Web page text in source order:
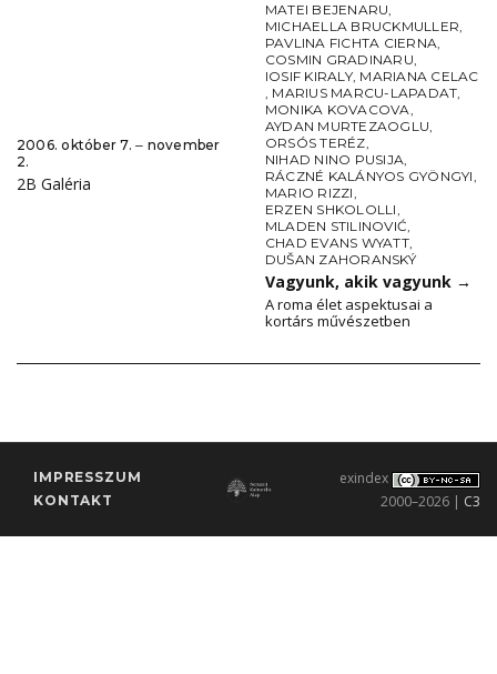
2006. október 7. ‒ november
2.
2B Galéria
MATEI BEJENARU,
MICHAELLA BRUCKMULLER,
PAVLINA FICHTA CIERNA,
COSMIN GRADINARU,
IOSIF KIRALY, MARIANA CELAC
, MARIUS MARCU-LAPADAT,
MONIKA KOVACOVA,
AYDAN MURTEZAOGLU,
ORSÓS TERÉZ,
NIHAD NINO PUSIJA,
RÁCZNÉ KALÁNYOS GYÖNGYI,
MARIO RIZZI,
ERZEN SHKOLOLLI,
MLADEN STILINOVIĆ,
CHAD EVANS WYATT,
DUŠAN ZAHORANSKÝ
Vagyunk, akik vagyunk →
A roma élet aspektusai a
kortárs művészetben
IMPRESSZUM
KONTAKT
exindex
2000–2026 | C3